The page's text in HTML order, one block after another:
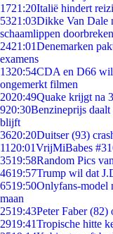
1721:20Italië hindert
5321:03Dikke Van Dale
schaamlippen
2421:01Denemarken
examens
1320:54CDA en D66
ongemerkt filmen
2020:49Quake krijgt na
920:30Benzineprijs
blijft
3620:20Duitser (93)
11 20:01VrijMiBabes
3519:58Random Pics
4619:57Trump wil dat
6519:50Onlyfans-model
maan
2519:43Peter Faber (82)
2919:41Tropische hitte